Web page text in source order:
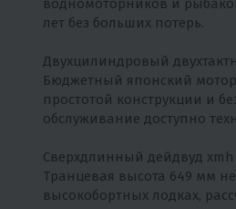
водномоторников и
лет без больших потерь.
Двухцилиндровый
Бюджетный японский
простотой конструкции и
обслуживание доступно
Сверхдлинный дейдвуд xmh
Транцевая высота 649 мм
высокобортных лодках,